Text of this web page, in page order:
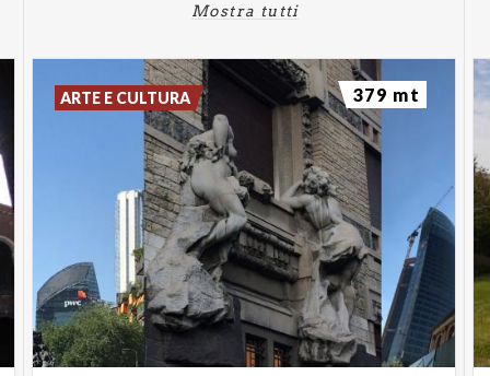
Mostra tutti
ARTE E CULTURA 379 mt